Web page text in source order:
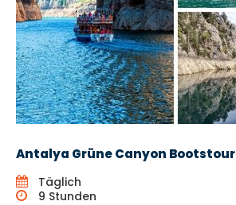
Antalya Grüne Canyon Bootstour
Täglich
9 Stunden